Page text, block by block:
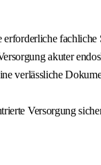
akuter
verlässliche
Versorgung